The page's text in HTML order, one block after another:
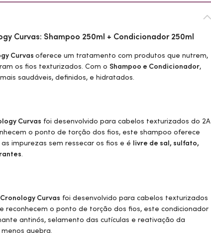
Curvas: Shampoo 250ml + Condicionador 250ml
Curvas oferece um tratamento com produtos que nutrem,
os fios texturizados. Com o Shampoo e Condicionador,
saudáveis, definidos, e hidratados.
Curvas foi desenvolvido para cabelos texturizados do 2A
o ponto de torção dos fios, este shampoo oferece
impurezas sem ressecar os fios e é livre de sal, sulfato,
.
Curvas foi desenvolvido para cabelos texturizados
reconhecem o ponto de torção dos fios, este condicionador
antinós, selamento das cutículas e reativação da
quebra.